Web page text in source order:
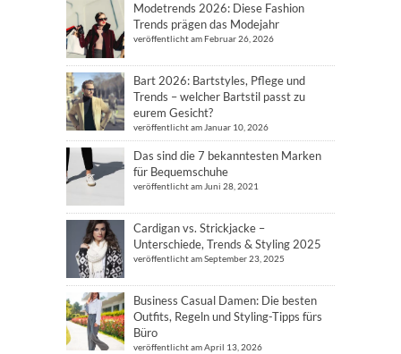
Modetrends 2026: Diese Fashion
Trends prägen das Modejahr
veröffentlicht am Februar 26, 2026
Bart 2026: Bartstyles, Pflege und
Trends – welcher Bartstil passt zu
eurem Gesicht?
veröffentlicht am Januar 10, 2026
Das sind die 7 bekanntesten Marken
für Bequemschuhe
veröffentlicht am Juni 28, 2021
Cardigan vs. Strickjacke –
Unterschiede, Trends & Styling 2025
veröffentlicht am September 23, 2025
Business Casual Damen: Die besten
Outfits, Regeln und Styling-Tipps fürs
Büro
veröffentlicht am April 13, 2026